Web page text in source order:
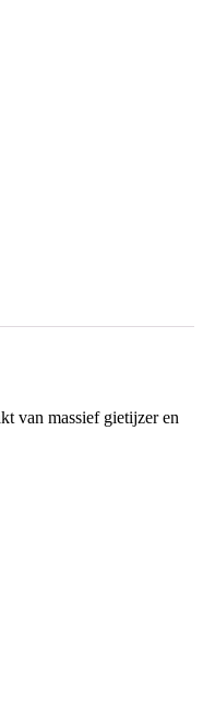
van massief gietijzer en